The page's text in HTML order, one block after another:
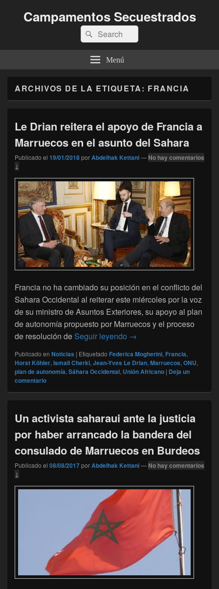
Campamentos Secuestrados
Buscar
por:
Buscar
Menú
ARCHIVOS DE LA ETIQUETA: FRANCIA
Le Drian reitera el apoyo de Francia a
Marruecos en el asunto del Sahara
Publicado el 19/01/2018porAbdelhak Kettani— No hay comentarios
↓
Francia no ha cambiado su posición en el conflicto del
Sahara Occidental al reiterar este miércoles por la voz
de su ministro de Asuntos Exteriores, su apoyo al plan
de autonomía propuesto por Marruecos y el proceso
de resolución de Seguir leyendo Le Drian reitera el apoyo
→
Publicado en Noticias | Etiquetado Federica Mogherini, Francia,
Horst Köhler,Ismail Cherki,Jean-Yves Le Drian,Marruecos,ONU,
plan de autonomía,Sáhara Occidental, Unión Africano | Deja un
comentario
Un activista saharaui ante la justicia
por haber arrancado la bandera del
consulado de Marruecos en Burdeos
Publicado el 08/08/2017porAbdelhak Kettani— No hay comentarios
↓